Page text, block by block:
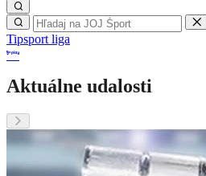
Tipsport liga
Aktuálne udalosti